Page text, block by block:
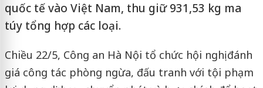
quốc tế vào Việt Nam, thu giữ 931,53 kg ma
túy tổng hợp các loại.
Chiều 22/5, Công an Hà Nội tổ chức hội nghị đánh
giá công tác phòng ngừa, đấu tranh với tội phạm